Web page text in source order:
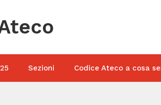
Sezioni Codice Ateco a cosa